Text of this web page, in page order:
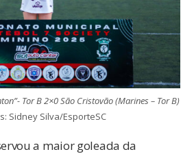
Tor B 2×0 São Cristovão (Marines – Tor B)
Sidney Silva/EsporteSC
a maior goleada da